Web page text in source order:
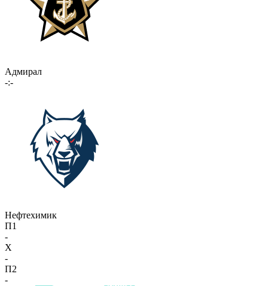
Адмирал
-:-
Нефтехимик
П1
-
X
-
П2
-